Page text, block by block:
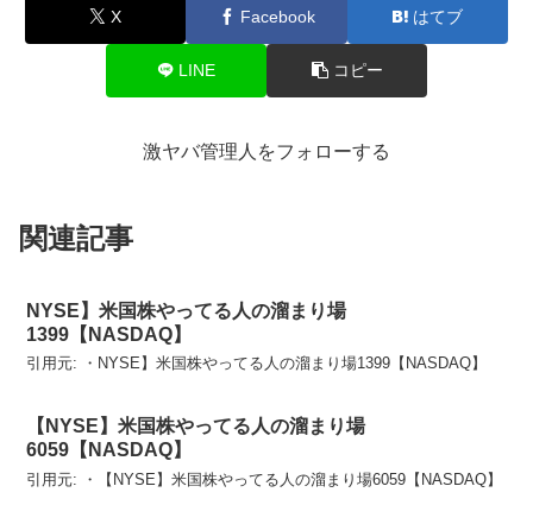
X Facebook はてブ
LINE コピー
激ヤバ管理人をフォローする
関連記事
NYSE】米国株やってる人の溜まり場
1399【NASDAQ】
引用元: ・NYSE】米国株やってる人の溜まり場1399【NASDAQ】
【NYSE】米国株やってる人の溜まり場
6059【NASDAQ】
引用元: ・【NYSE】米国株やってる人の溜まり場6059【NASDAQ】